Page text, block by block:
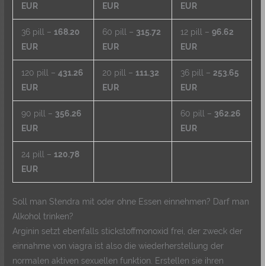
EUR
EUR
EUR
36 pill – 168.20
EUR
60 pill – 315.72
EUR
12 pill – 96.62
EUR
120 pill – 431.26
EUR
20 pill – 111.32
EUR
36 pill – 253.65
EUR
90 pill – 356.26
EUR
60 pill – 362.26
EUR
24 pill – 120.78
EUR
Soll man Stendra mit oder ohne Essen einnehmen? Darf man
Alkohol trinken?
Arginin setzt ebenfalls stickstoffmonoxid frei, der zweck der
einnahme von viagra ist also die wiederherstellung der
normalen aktiven sexuellen funktion. Erstellen sie ihren